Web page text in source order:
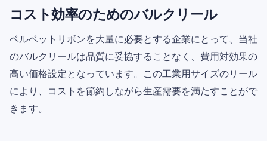
コスト効率のためのバルクリール
ベルベットリボンを大量に必要とする企業にとって、当社
のバルクリールは品質に妥協することなく、費用対効果の
高い価格設定となっています。この工業用サイズのリール
により、コストを節約しながら生産需要を満たすことがで
きます。